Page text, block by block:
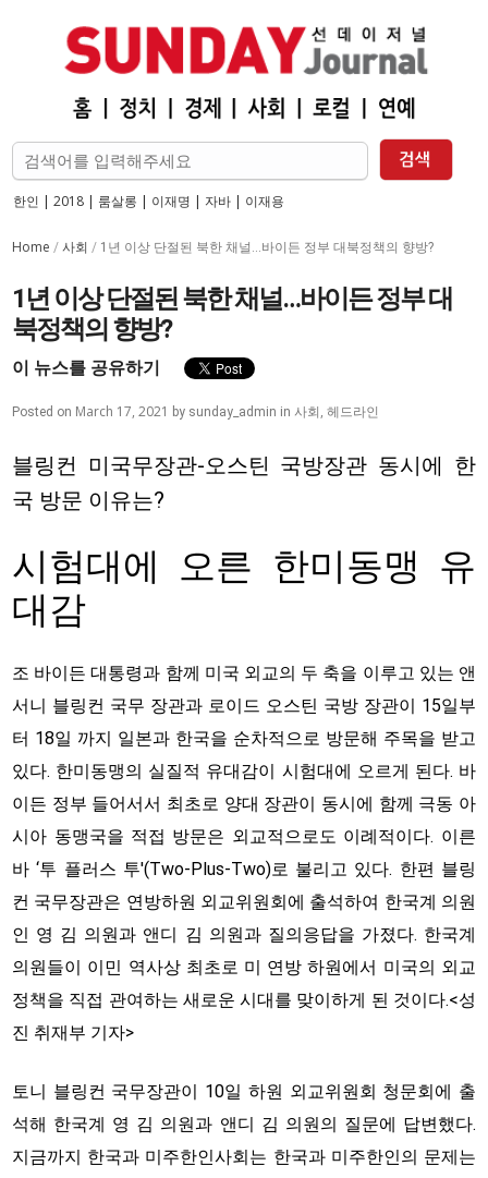
한인 | 2018| 룸살롱 | 이재명 | 자바| 이재용
Home /사회 / 1년 이상 단절된 북한 채널…바이든 정부 대북정책의 향방?
1년 이상 단절된 북한 채널…바이든 정부 대
북정책의 향방?
이 뉴스를 공유하기
Posted on March 17, 2021 by sunday_admin in 사회,헤드라인
블링컨 미국무장관-오스틴 국방장관 동시에 한
국 방문 이유는?
시험대에 오른 한미동맹 유
대감
조 바이든 대통령과 함께 미국 외교의 두 축을 이루고 있는 앤
서니 블링컨 국무 장관과 로이드 오스틴 국방 장관이 15일부
터 18일 까지 일본과 한국을 순차적으로 방문해 주목을 받고
있다. 한미동맹의 실질적 유대감이 시험대에 오르게 된다. 바
이든 정부 들어서서 최초로 양대 장관이 동시에 함께 극동 아
시아 동맹국을 적접 방문은 외교적으로도 이례적이다. 이른
바 ‘투 플러스 투'(Two-Plus-Two)로 불리고 있다. 한편 블링
컨 국무장관은 연방하원 외교위원회에 출석하여 한국계 의원
인 영 김 의원과 앤디 김 의원과 질의응답을 가졌다. 한국계
의원들이 이민 역사상 최초로 미 연방 하원에서 미국의 외교
정책을 직접 관여하는 새로운 시대를 맞이하게 된 것이다.<성
진 취재부 기자>
토니 블링컨 국무장관이 10일 하원 외교위원회 청문회에 출
석해 한국계 영 김 의원과 앤디 김 의원의 질문에 답변했다.
지금까지 한국과 미주한인사회는 한국과 미주한인의 문제는